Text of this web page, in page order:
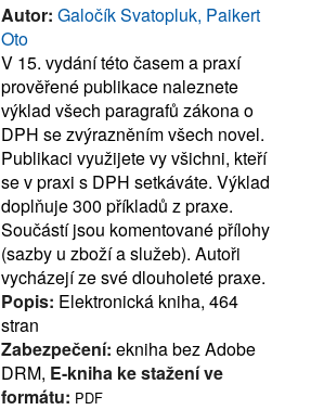
Autor: Galočík Svatopluk, Paikert
Oto
V 15. vydání této časem a praxí
prověřené publikace naleznete
výklad všech paragrafů zákona o
DPH se zvýrazněním všech novel.
Publikaci využijete vy všichni, kteří
se v praxi s DPH setkáváte. Výklad
doplňuje 300 příkladů z praxe.
Součástí jsou komentované přílohy
(sazby u zboží a služeb). Autoři
vycházejí ze své dlouholeté praxe.
Popis: Elektronická kniha, 464
stran
Zabezpečení: ekniha bez Adobe
DRM, E-kniha ke stažení ve
formátu: PDF